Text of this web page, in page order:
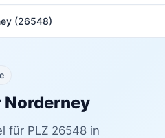
(26548)
für PLZ 26548 in